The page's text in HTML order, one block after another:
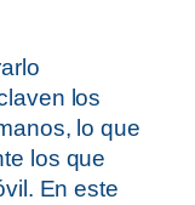
los
lo que
los que
En este